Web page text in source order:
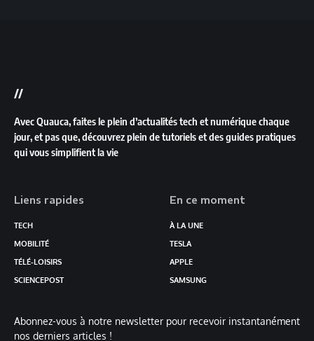
//
Avec Quauca, faites le plein d’actualités tech et numérique chaque
jour, et pas que, découvrez plein de tutoriels et des guides pratiques
qui vous simplifient la vie
Liens rapides
TECH
MOBILITÉ
TÉLÉ-LOISIRS
SCIENCEPOST
En ce moment
À LA UNE
TESLA
APPLE
SAMSUNG
Abonnez-vous à notre newsletter pour recevoir instantanément
nos derniers articles !